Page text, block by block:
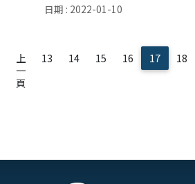
日期 : 2022-01-10
上
一
頁
13 14 15 16 17 18